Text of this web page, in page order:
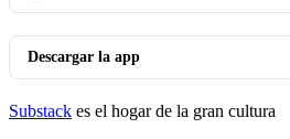
Descargar la app
Substack es el hogar de la gran cultura